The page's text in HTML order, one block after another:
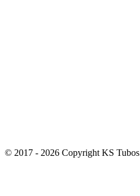
© 2017 - 2026 Copyright KS